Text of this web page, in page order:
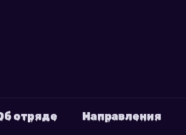
отряде Направления